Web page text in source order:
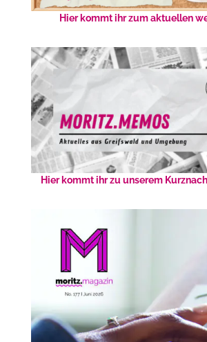
Hier kommt ihr zum aktuellen
Hier kommt ihr zu unserem